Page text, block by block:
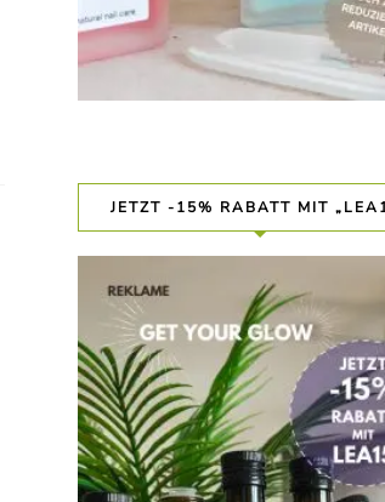
JETZT -15% RABATT MIT